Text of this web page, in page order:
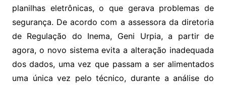
planilhas eletrônicas, o que gerava problemas de
segurança. De acordo com a assessora da diretoria
de Regulação do Inema, Geni Urpia, a partir de
agora, o novo sistema evita a alteração inadequada
dos dados, uma vez que passam a ser alimentados
uma única vez pelo técnico, durante a análise do